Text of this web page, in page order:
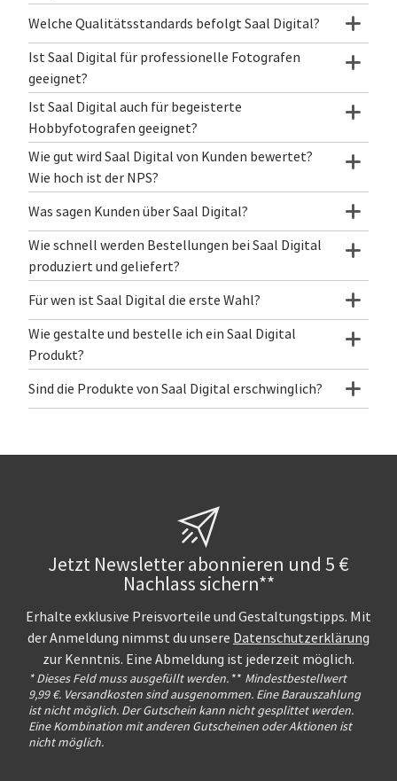
Welche Qualitätsstandards befolgt Saal Digital?
Ist Saal Digital für professionelle Fotografen
geeignet?
Ist Saal Digital auch für begeisterte
Hobbyfotografen geeignet?
Wie gut wird Saal Digital von Kunden bewertet?
Wie hoch ist der NPS?
Was sagen Kunden über Saal Digital?
Wie schnell werden Bestellungen bei Saal Digital
produziert und geliefert?
Für wen ist Saal Digital die erste Wahl?
Wie gestalte und bestelle ich ein Saal Digital
Produkt?
Sind die Produkte von Saal Digital erschwinglich?
Jetzt Newsletter abonnieren und 5 €
Nachlass sichern**
Erhalte exklusive Preisvorteile und Gestaltungstipps. Mit
der Anmeldung nimmst du unsere Datenschutzerklärung
zur Kenntnis. Eine Abmeldung ist jederzeit möglich.
* Dieses Feld muss ausgefüllt werden. ** Mindestbestellwert
9,99 €. Versandkosten sind ausgenommen. Eine Barauszahlung
ist nicht möglich. Der Gutschein kann nicht gesplittet werden.
Eine Kombination mit anderen Gutscheinen oder Aktionen ist
nicht möglich.